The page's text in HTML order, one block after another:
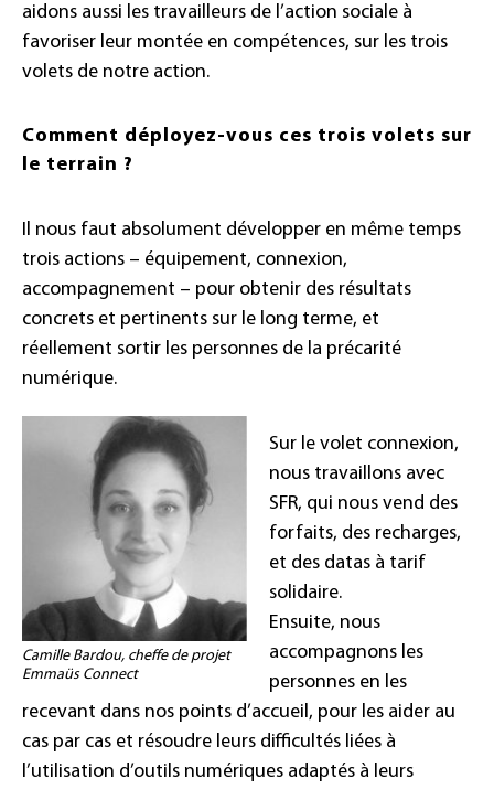
aidons aussi les travailleurs de l’action sociale à
favoriser leur montée en compétences, sur les trois
volets de notre action.
Comment déployez-vous ces trois volets sur
le terrain ?
Il nous faut absolument développer en même temps
trois actions – équipement, connexion,
accompagnement – pour obtenir des résultats
concrets et pertinents sur le long terme, et
réellement sortir les personnes de la précarité
numérique.
Camille Bardou, cheffe de projet
Emmaüs Connect
Sur le volet connexion,
nous travaillons avec
SFR, qui nous vend des
forfaits, des recharges,
et des datas à tarif
solidaire.
Ensuite, nous
accompagnons les
personnes en les
recevant dans nos points d’accueil, pour les aider au
cas par cas et résoudre leurs difficultés liées à
l’utilisation d’outils numériques adaptés à leurs